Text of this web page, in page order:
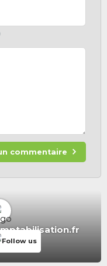
commentaire
Follow us